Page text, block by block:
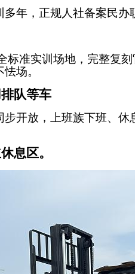
年，正规人社备案民
标准实训场地，完整复
场。
队等车
开放，上班族下班、
息区。